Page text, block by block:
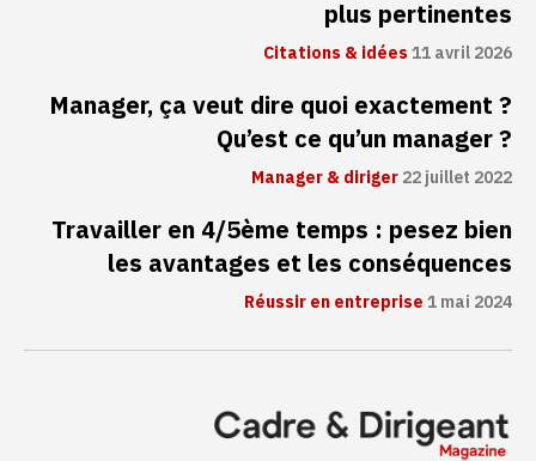
plus pertinentes
Citations & idées11 avril 2026
Manager, ça veut dire quoi exactement ?
Qu’est ce qu’un manager ?
Manager & diriger22 juillet 2022
Travailler en 4/5ème temps : pesez bien
les avantages et les conséquences
Réussir en entreprise1 mai 2024